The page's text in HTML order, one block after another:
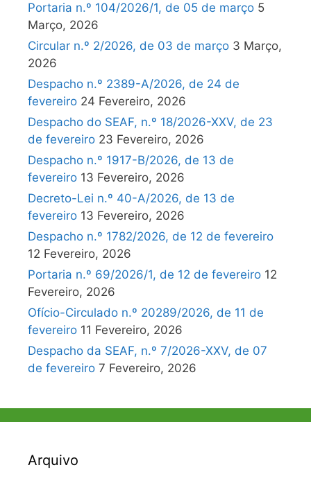
Portaria n.º 104/2026/1, de 05 de março 5
Março, 2026
Circular n.º 2/2026, de 03 de março 3 Março,
2026
Despacho n.º 2389-A/2026, de 24 de
fevereiro 24 Fevereiro, 2026
Despacho do SEAF, n.º 18/2026-XXV, de 23
de fevereiro 23 Fevereiro, 2026
Despacho n.º 1917-B/2026, de 13 de
fevereiro 13 Fevereiro, 2026
Decreto-Lei n.º 40-A/2026, de 13 de
fevereiro 13 Fevereiro, 2026
Despacho n.º 1782/2026, de 12 de fevereiro
12 Fevereiro, 2026
Portaria n.º 69/2026/1, de 12 de fevereiro 12
Fevereiro, 2026
Ofício-Circulado n.º 20289/2026, de 11 de
fevereiro 11 Fevereiro, 2026
Despacho da SEAF, n.º 7/2026-XXV, de 07
de fevereiro 7 Fevereiro, 2026
Arquivo